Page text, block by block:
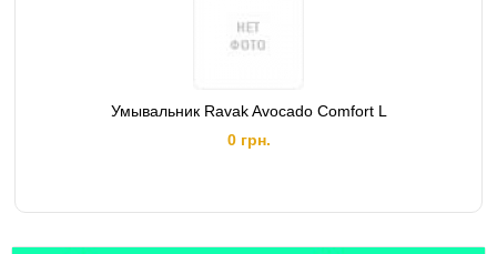
Умывальник Ravak Avocado Comfort L
0 грн.